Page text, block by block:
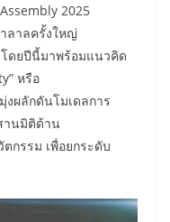
2025
ลาลครั้งใหญ่
โดยปีนี้มาพร้อมแนวคิด
หรือ
ผลักดันโมเดลการ
านมิติด้าน
กรรม เพื่อยกระดับ